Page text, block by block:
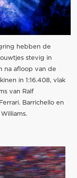
hebben de
stevig in
na afloop van de
in 1:16.408, vlak
van Ralf
Barrichello en